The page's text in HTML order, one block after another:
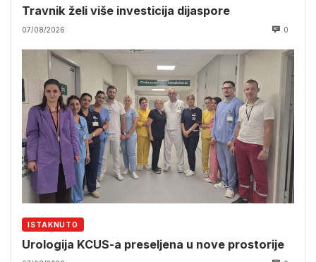
Travnik želi više investicija dijaspore
07/08/2026 0
ISTAKNUTO
Urologija KCUS-a preseljena u nove prostorije